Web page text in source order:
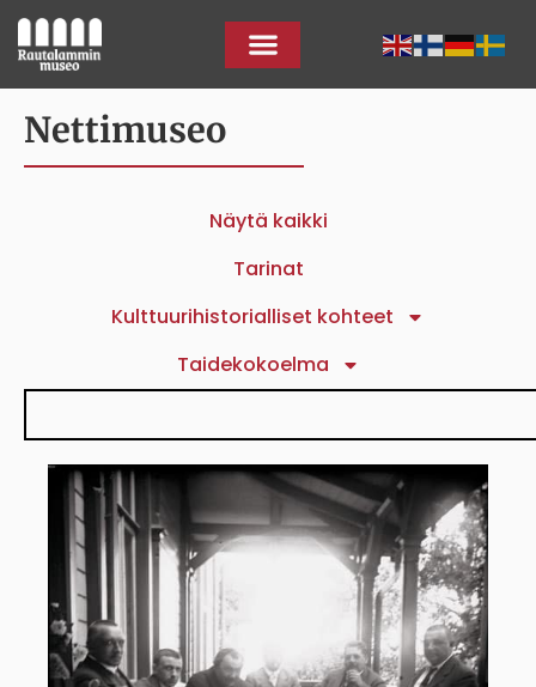
Nettimuseo
Näytä kaikki
Tarinat
Kulttuurihistorialliset kohteet
Taidekokoelma